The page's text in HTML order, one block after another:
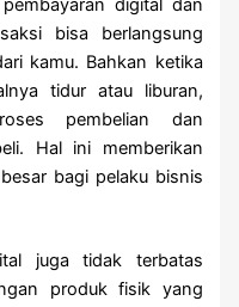
digital dan
bisa berlangsung
kamu. Bahkan ketika
tidur atau liburan,
pembelian dan
Hal ini memberikan
bagi pelaku bisnis
juga tidak terbatas
produk fisik yang